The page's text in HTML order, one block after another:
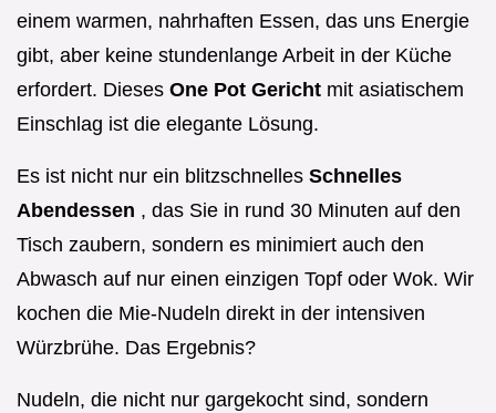
einem warmen, nahrhaften Essen, das uns Energie
gibt, aber keine stundenlange Arbeit in der Küche
erfordert. Dieses One Pot Gericht mit asiatischem
Einschlag ist die elegante Lösung.
Es ist nicht nur ein blitzschnelles Schnelles
Abendessen , das Sie in rund 30 Minuten auf den
Tisch zaubern, sondern es minimiert auch den
Abwasch auf nur einen einzigen Topf oder Wok. Wir
kochen die Mie-Nudeln direkt in der intensiven
Würzbrühe. Das Ergebnis?
Nudeln, die nicht nur gargekocht sind, sondern